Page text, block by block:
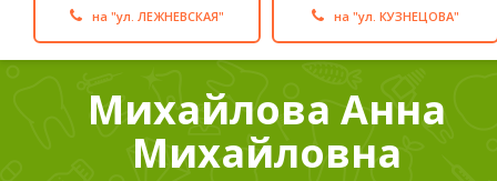
на "ул. ЛЕЖНЕВСКАЯ" на "ул. КУЗНЕЦОВА"
Михайлова Анна
Михайловна